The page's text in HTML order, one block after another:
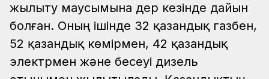
жылыту маусымына дер кезінде дайын
болған. Оның ішінде 32 қазандық газбен,
52 қазандық көмірмен, 42 қазандық
электрмен және бесеуі дизель